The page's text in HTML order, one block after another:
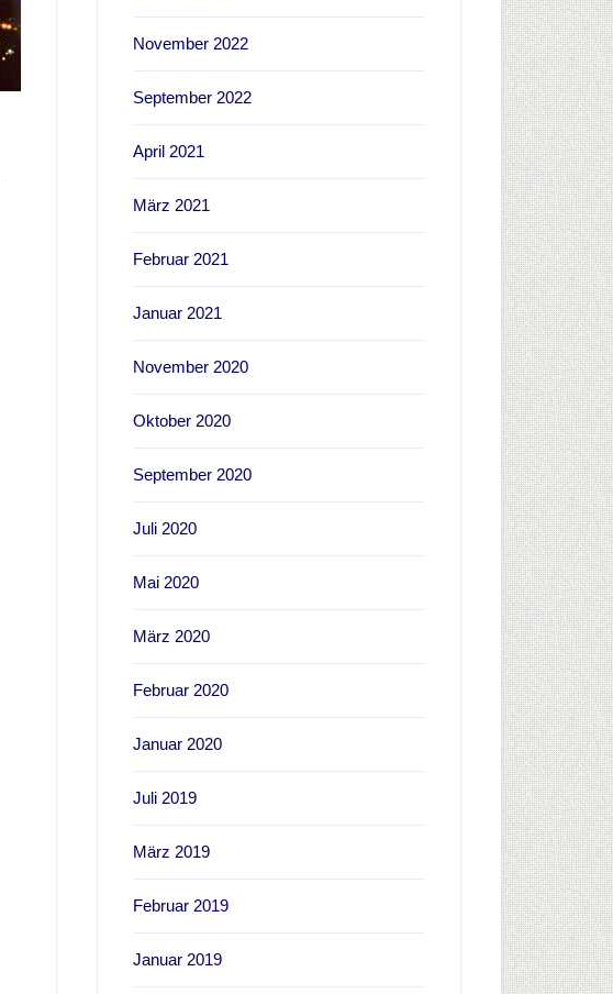
November 2022
September 2022
April 2021
März 2021
Februar 2021
Januar 2021
November 2020
Oktober 2020
September 2020
Juli 2020
Mai 2020
März 2020
Februar 2020
Januar 2020
Juli 2019
März 2019
Februar 2019
Januar 2019